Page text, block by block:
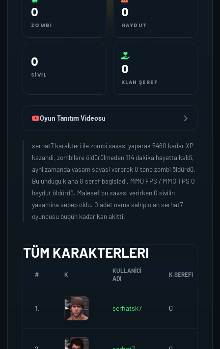
0
ZOMBI
0
HAYDUT
0
SIVIL 0
KLAN ŞEREF
Oyun Tanıtım Videosu
serhat7 karakteri ile zombi savasi yaparak 5460 kadar XP
kazandi, zombilere öldürülmeden 114 dakika hayatta kaldi,
ayni zamanda yasam savasi vererek 0 tane zombi öldürdü.
Bulundugu klana 0 seref bagisladi, MMO FPS / MMO TPS 0
haydut öldürdü. Malesef bu savasi verirken 0 sivilin
yasamina sebep oldu. 0 adet nama sahip olan serhat7
oyuncusu bugün kadar kan akitti.
TÜM KARAKTERLERI
# K
KULLANICI
ADI
K.SEREFI
1. serhatsk7 0